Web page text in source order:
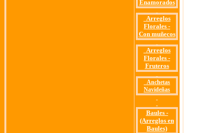
Enamorados
Arreglos
Florales -
Con muñecos
Arreglos
Florales -
Fruteros
Anchetas
Navideñas
Baules -
(Arreglos en
Baules)